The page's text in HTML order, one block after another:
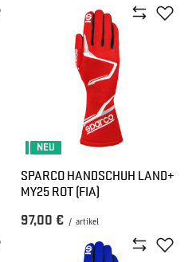
NEU
SPARCO HANDSCHUH LAND+
MY25 ROT (FIA)
97,00 € / artikel